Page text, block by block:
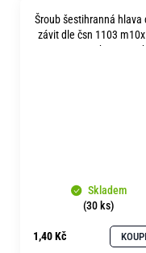
Šroub šestihranná hlava
závit dle čsn 1103 m10x 35
pevnost 5.8 bez povrchu
Skladem
(30 ks)
1,40 Kč